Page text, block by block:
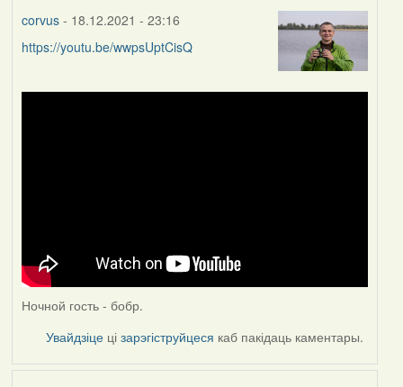
corvus- 18.12.2021 - 23:16
https://youtu.be/wwpsUptCisQ
Ночной гость - бобр.
Увайдзіце цізарэгіструйцеся каб пакідаць каментары.